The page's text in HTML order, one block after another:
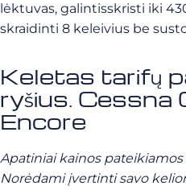
lėktuvas, galintisskristi iki
skraidinti 8 keleivius be
Keletas tarifų
ryšius. Cessna
Encore
Apatiniai kainos
Norėdami įvertinti savo